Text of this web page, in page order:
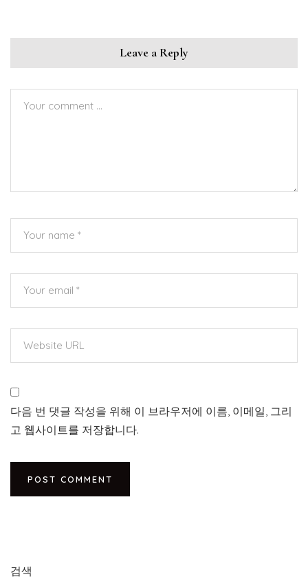
Leave a Reply
다음 번 댓글 작성을 위해 이 브라우저에 이름, 이메일, 그리
고 웹사이트를 저장합니다.
검색